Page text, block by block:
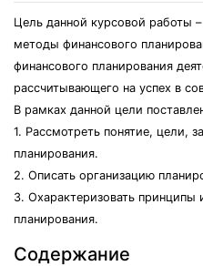
Цель данной курсовой работы
методы финансового
финансового планирования
рассчитывающего на успех в
В рамках данной цели
1. Рассмотреть понятие, цели,
планирования.
2. Описать организацию
3. Охарактеризовать
планирования.
Содержание